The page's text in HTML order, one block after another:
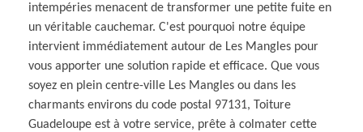
intempéries menacent de transformer une petite fuite en
un véritable cauchemar. C'est pourquoi notre équipe
intervient immédiatement autour de Les Mangles pour
vous apporter une solution rapide et efficace. Que vous
soyez en plein centre-ville Les Mangles ou dans les
charmants environs du code postal 97131, Toiture
Guadeloupe est à votre service, prête à colmater cette